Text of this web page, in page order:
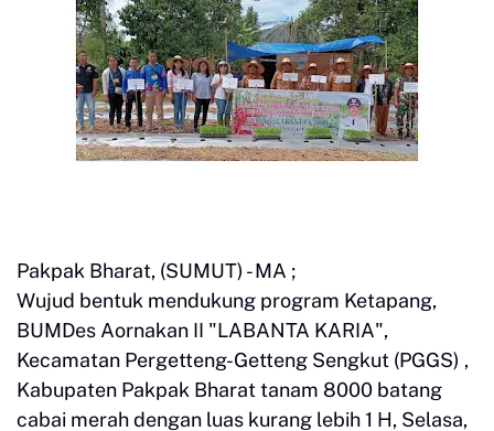
Pakpak Bharat, (SUMUT) - MA ;
Wujud bentuk mendukung program Ketapang,
BUMDes Aornakan II "LABANTA KARIA",
Kecamatan Pergetteng-Getteng Sengkut (PGGS) ,
Kabupaten Pakpak Bharat tanam 8000 batang
cabai merah dengan luas kurang lebih 1 H, Selasa,